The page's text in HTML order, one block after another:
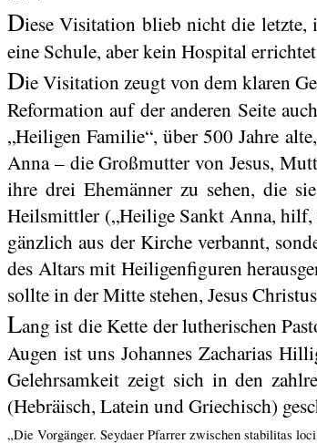
Diese Visitation blieb nicht die letzte,
eine Schule, aber kein Hospital
Die Visitation zeugt von dem klaren
Reformation auf der anderen Seite
„Heiligen Familie“, über 500 Jahre
Anna – die Großmutter von Jesus,
ihre drei Ehemänner zu sehen, die
Heilsmittler („Heilige Sankt Anna,
gänzlich aus der Kirche verbannt,
des Altars mit Heiligenfiguren
sollte in der Mitte stehen, Jesus
Lang ist die Kette der lutherischen
Augen ist uns Johannes Zacharias
Gelehrsamkeit zeigt sich in den
(Hebräisch, Latein und Griechisch)
„Die Vorgänger. Seydaer Pfarrer zwischen stabilitas